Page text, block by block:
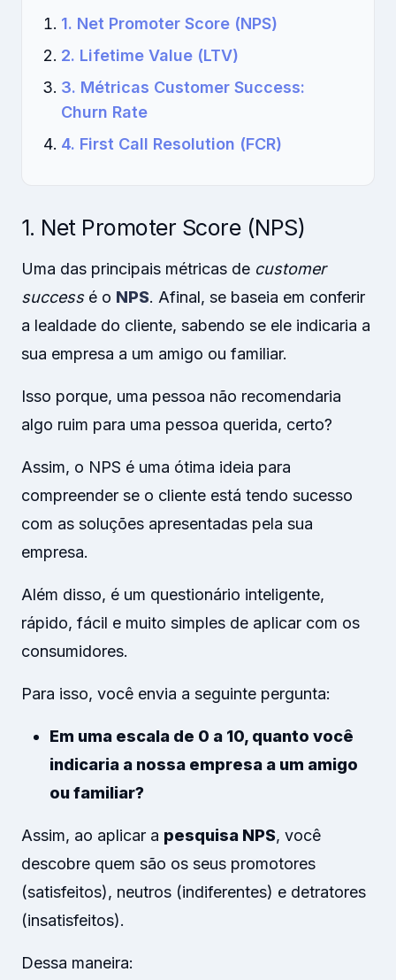
1. Net Promoter Score (NPS)
2. Lifetime Value (LTV)
3. Métricas Customer Success:
Churn Rate
4. First Call Resolution (FCR)
1. Net Promoter Score (NPS)
Uma das principais métricas de customer
successé o NPS. Afinal, se baseia em conferir
a lealdade do cliente, sabendo se ele indicaria a
sua empresa a um amigo ou familiar.
Isso porque, uma pessoa não recomendaria
algo ruim para uma pessoa querida, certo?
Assim, o NPS é uma ótima ideia para
compreender se o cliente está tendo sucesso
com as soluções apresentadas pela sua
empresa.
Além disso, é um questionário inteligente,
rápido, fácil e muito simples de aplicar com os
consumidores.
Para isso, você envia a seguinte pergunta:
Em uma escala de 0 a 10, quanto você
indicaria a nossa empresa a um amigo
ou familiar?
Assim, ao aplicar a pesquisa NPS, você
descobre quem são os seus promotores
(satisfeitos), neutros (indiferentes) e detratores
(insatisfeitos).
Dessa maneira: